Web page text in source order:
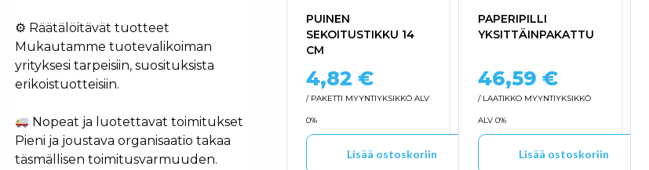
⚙ Räätälöitävät tuotteet
Mukautamme tuotevalikoiman
yrityksesi tarpeisiin, suosituksista
erikoistuotteisiin.
Nopeat ja luotettavat toimitukset
Pieni ja joustava organisaatio takaa
täsmällisen toimitusvarmuuden.
PUINEN
SEKOITUSTIKKU 14
CM
4,82 €
/ PAKETTI MYYNTIYKSIKKÖ ALV
0%
Lisää ostoskoriin
PAPERIPILLI
YKSITTÄINPAKATTU
46,59 €
/ LAATIKKO MYYNTIYKSIKKÖ
ALV 0%
Lisää ostoskoriin